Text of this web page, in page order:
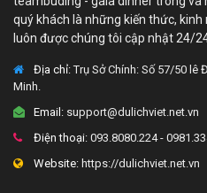
quý khách là những kiến thức,
luôn được chúng tôi cập nhật 24/
Địa chỉ:Trụ Sở Chính: Số 57/50 lê
Minh.
Email: support@dulichviet.net.vn
Điện thoại: 093.8080.224 -
Website: https://dulichviet.net.vn